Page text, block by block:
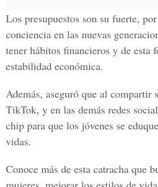
Los presupuestos son su fuerte,
conciencia en las nuevas
tener hábitos financieros y de esta
estabilidad económica.
Además, aseguró que al compartir
TikTok, y en las demás redes
chip para que los jóvenes se
vidas.
Conoce más de esta catracha que